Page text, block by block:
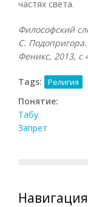
частях света.
Философский
С.
Феникс, 2013, с
Tags: Религия
Понятие:
Табу
Запрет
Навигация